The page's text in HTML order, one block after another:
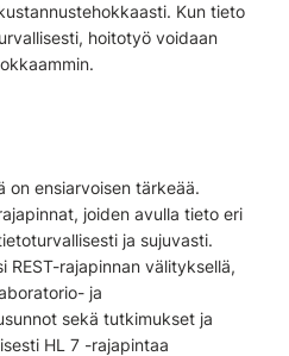
Kun tieto
hoitotyö voidaan
on ensiarvoisen tärkeää.
joiden avulla tieto eri
ja sujuvasti.
REST-rajapinnan välityksellä,
ja
sekä tutkimukset ja
HL 7 -rajapintaa